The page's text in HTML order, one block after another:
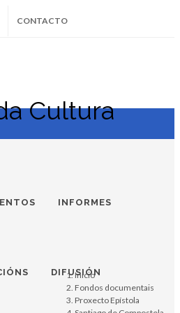
CONTACTO
FacebookTwitter Soundcloud
Youtube
INFORMES
DIFUSIÓN
Inicio
Fondos documentais
Proxecto Epístola